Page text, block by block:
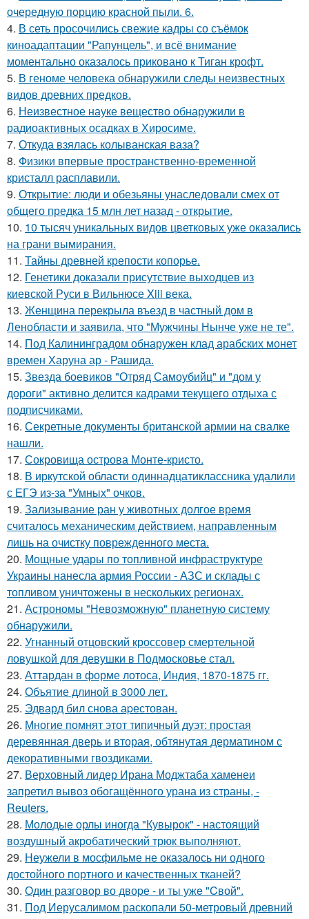
очередную порцию красной пыли. 6.
4. В сеть просочились свежие кадры со съёмок
киноадаптации "Рапунцель", и всё внимание
моментально оказалось приковано к Тиган крофт.
5. В геноме человека обнаружили следы неизвестных
видов древних предков.
6. Неизвестное науке вещество обнаружили в
радиоактивных осадках в Хиросиме.
7. Откуда взялась колыванская ваза?
8. Физики впервые пространственно-временной
кристалл расплавили.
9. Открытие: люди и обезьяны унаследовали смех от
общего предка 15 млн лет назад - открытие.
10. 10 тысяч уникальных видов цветковых уже оказались
на грани вымирания.
11. Тайны древней крепости копорье.
12. Генетики доказали присутствие выходцев из
киевской Руси в Вильнюсе Xiii века.
13. Женщина перекрыла въезд в частный дом в
Ленобласти и заявила, что "Мужчины Нынче уже не те".
14. Под Калининградом обнаружен клад арабских монет
времен Харуна ар - Рашида.
15. Звезда боевиков "Отряд Самоубийц" и "дом у
дороги" активно делится кадрами текущего отдыха с
подписчиками.
16. Секретные документы британской армии на свалке
нашли.
17. Сокровища острова Монте-кристо.
18. В иркутской области одиннадцатиклассника удалили
с ЕГЭ из-за "Умных" очков.
19. Зализывание ран у животных долгое время
считалось механическим действием, направленным
лишь на очистку поврежденного места.
20. Мощные удары по топливной инфраструктуре
Украины нанесла армия России - АЗС и склады с
топливом уничтожены в нескольких регионах.
21. Астрономы "Невозможную" планетную систему
обнаружили.
22. Угнанный отцовский кроссовер смертельной
ловушкой для девушки в Подмосковье стал.
23. Аттардан в форме лотоса, Индия, 1870-1875 гг.
24. Объятие длиной в 3000 лет.
25. Эдвард бил снова аpестован.
26. Многие помнят этот типичный дуэт: простая
деревянная дверь и вторая, обтянутая дерматином с
декоративными гвоздиками.
27. Верховный лидер Ирана Моджтаба хаменеи
запретил вывоз обогащённого урана из страны, -
Reuters.
28. Молодые орлы иногда "Кувырок" - настоящий
воздушный акробатический трюк выполняют.
29. Неужели в мосфильме не оказалось ни одного
достойного портного и качественных тканей?
30. Один разговoр во двоpе - и ты ужe "Cвой".
31. Под Иерусалимом раскопали 50-метровый древний